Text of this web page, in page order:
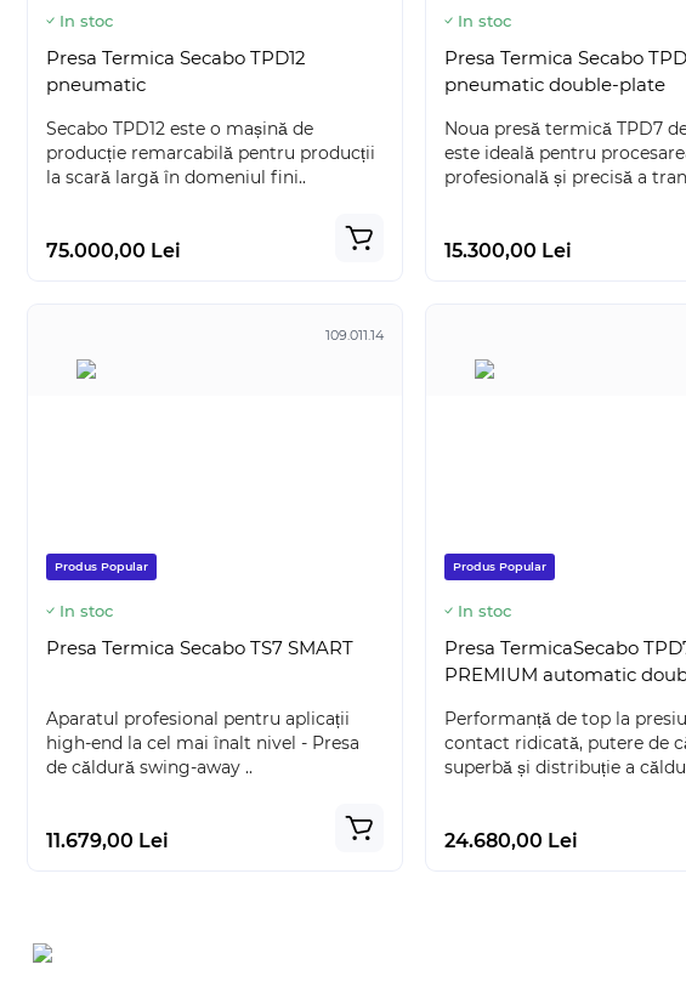
In stoc
Presa Termica Secabo TPD12
pneumatic
Secabo TPD12 este o mașină de
producție remarcabilă pentru producții
la scară largă în domeniul fini..
75.000,00 Lei
In stoc
Presa Termica Secabo
pneumatic double-plate
Noua presă termică TPD7
este ideală pentru
profesională și precisă a
15.300,00 Lei
109.011.14
Produs Popular
In stoc
Presa Termica Secabo TS7 SMART
Aparatul profesional pentru aplicații
high-end la cel mai înalt nivel - Presa
de căldură swing-away ..
11.679,00 Lei
Produs Popular
In stoc
Presa TermicaSecabo
PREMIUM automatic
Performanță de top la
contact ridicată, putere de
superbă și distribuție a
24.680,00 Lei